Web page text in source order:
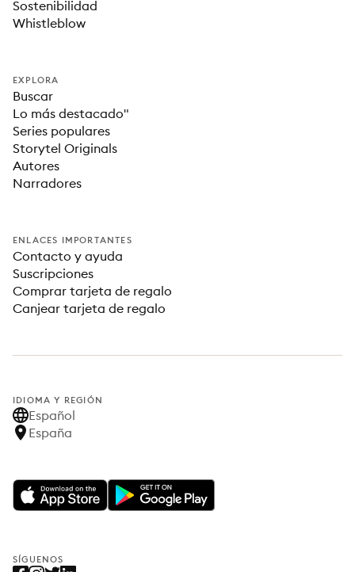
Sostenibilidad
Whistleblow
EXPLORA
Buscar
Lo más destacado"
Series populares
Storytel Originals
Autores
Narradores
ENLACES IMPORTANTES
Contacto y ayuda
Suscripciones
Comprar tarjeta de regalo
Canjear tarjeta de regalo
IDIOMA Y REGIÓN
Español
España
SÍGUENOS